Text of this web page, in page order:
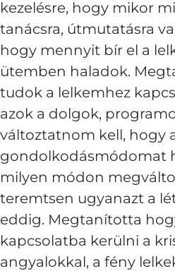
kezelésre, hogy mikor
tanácsra, útmutatásra
hogy mennyit bír el a
ütemben haladok.
tudok a lelkemhez
azok a dolgok,
változtatnom kell, hogy
gondolkodásmódomat
milyen módon
teremtsen ugyanazt a
eddig. Megtanította
kapcsolatba kerülni a
angyalokkal, a fény